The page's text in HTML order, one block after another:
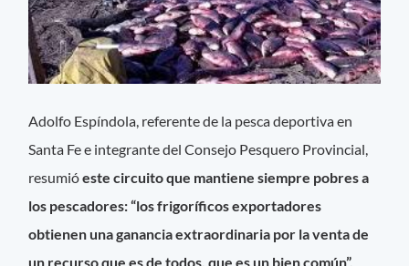
Adolfo Espíndola, referente de la pesca deportiva en
Santa Fe e integrante del Consejo Pesquero Provincial,
resumióeste circuito que mantiene siempre pobres a
los pescadores: “los frigoríficos exportadores
obtienen una ganancia extraordinaria por la venta de
un recurso que es de todos, que es un bien común”.